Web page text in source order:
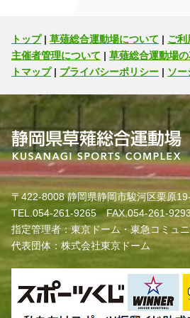
トップ| 草薙総合運動場について | ご利
主催者管理について | 草薙総合運動場
トマップ| プライバシーポリシー | ソ
〒422-8008 静岡県静岡市駿河区栗原
TEL.054-261-9265 FAX.054-261-
指定管理者：東京ドーム・東急コミュ
代表団体：株式会社東京ドーム